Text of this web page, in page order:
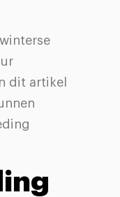
dit artikel